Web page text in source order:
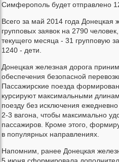
Симферополь будет отправлено
Всего за май 2014 года Донецкая
групповых заявок на 2790
текущего месяца - 31 групповую
1240 - дети.
Донецкая железная дорога
обеспечения безопасной
Пассажирские поезда
курсируют максимальными
поезду без исключения
2-3 вагона, чтобы максимально
пассажиров. Кроме этого,
в популярных направлениях.
Напомним, ранее Донецкая